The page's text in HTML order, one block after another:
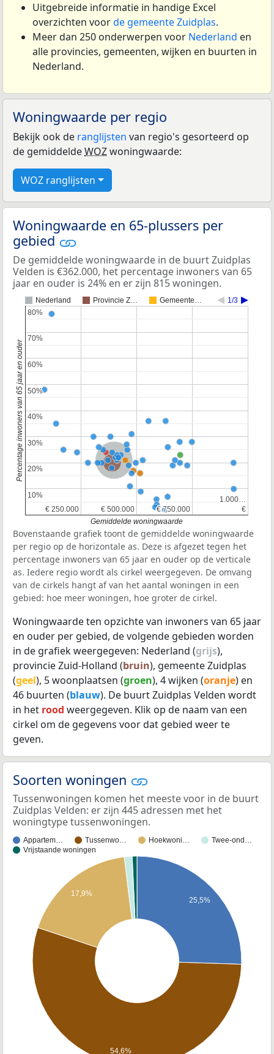
Uitgebreide informatie in handige Excel
overzichten voorde gemeente Zuidplas.
Meer dan 250 onderwerpen voor Nederland en
alle provincies, gemeenten, wijken en buurten in
Nederland.
Woningwaarde per regio
Bekijk ook de ranglijsten van regio's gesorteerd op
de gemiddeldeWOZwoningwaarde:
WOZ ranglijsten
Woningwaarde en 65-plussers per
gebied
De gemiddelde woningwaarde in de buurt Zuidplas
Velden is €362.000, het percentage inwoners van 65
jaar en ouder is 24% en er zijn 815 woningen.
Nederland Provincie Z… Gemeente… 1/3
Nederland
Provincie Zuid-Holland
€ 250.000
€ 250.000 € 500.000
€ 500.000 € 750.000
€ 750.000 €
€
1.000…
1.000…
10%
10%
20%
20%
30%
30%
40%
40%
50%
50%
60%
60%
70%
70%
80%
80%
Gemiddelde woningwaarde
Percentage inwoners van 65 jaar en ouder
Bovenstaande grafiek toont de gemiddelde woningwaarde
per regio op de horizontale as. Deze is afgezet tegen het
percentage inwoners van 65 jaar en ouder op de verticale
as. Iedere regio wordt als cirkel weergegeven. De omvang
van de cirkels hangt af van het aantal woningen in een
gebied: hoe meer woningen, hoe groter de cirkel.
Woningwaarde ten opzichte van inwoners van 65 jaar
en ouder per gebied, de volgende gebieden worden
in de grafiek weergegeven: Nederland (grijs),
provincie Zuid-Holland (bruin), gemeente Zuidplas
(geel), 5 woonplaatsen (groen), 4 wijken (oranje) en
46 buurten (blauw). De buurt Zuidplas Velden wordt
in het rood weergegeven. Klik op de naam van een
cirkel om de gegevens voor dat gebied weer te
geven.
Soorten woningen
Tussenwoningen komen het meeste voor in de buurt
Zuidplas Velden: er zijn 445 adressen met het
woningtype tussenwoningen.
Appartem… Tussenwo… Hoekwoni…
Twee-ond…
Vrijstaande woningen
25,5%
17,9%
54,6%